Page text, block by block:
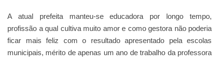
A atual prefeita manteu-se educadora por longo tempo,
profissão a qual cultiva muito amor e como gestora não poderia
ficar mais feliz com o resultado apresentado pela escolas
municipais, mérito de apenas um ano de trabalho da professora